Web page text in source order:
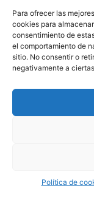
Para ofrecer las
cookies para
consentimiento de
el comportamiento de
sitio. No consentir o
negativamente a
Política de